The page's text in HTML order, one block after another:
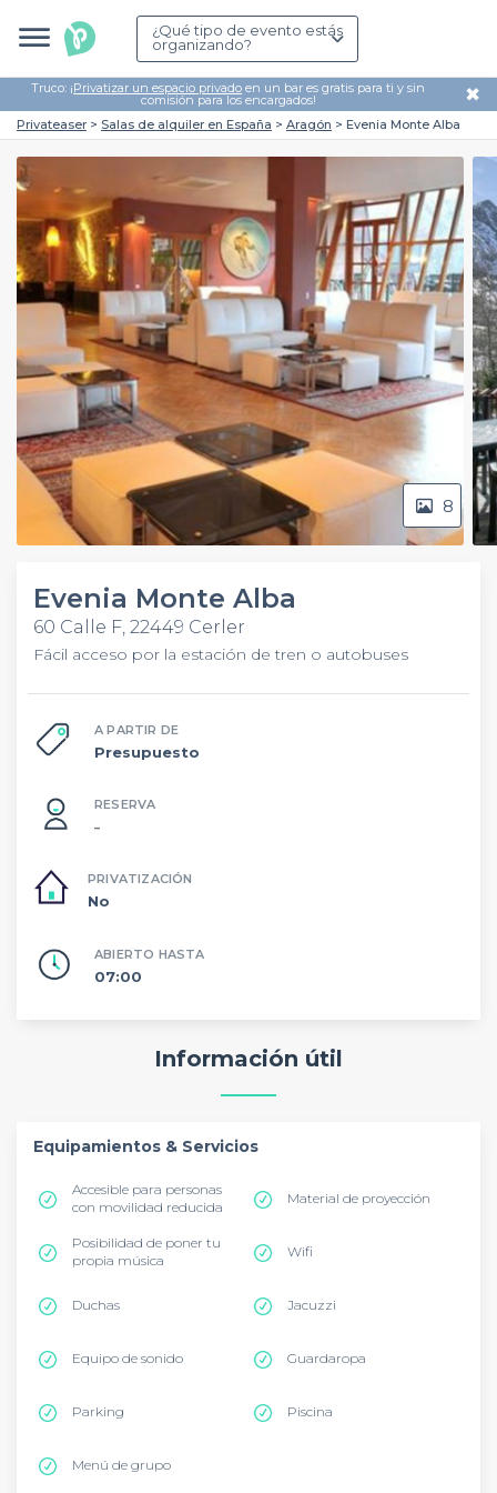
¿Qué tipo de evento estás
organizando?
Truco: ¡Privatizar un espacio privado en un bar es gratis para ti y sin
comisión para los encargados! ✖
Privateaser Salas de alquiler en España Aragón Evenia Monte Alba
8
Evenia Monte Alba
60 Calle F, 22449 Cerler
Fácil acceso por la estación de tren o autobuses
A PARTIR DE
Presupuesto
RESERVA
–
PRIVATIZACIÓN
No
ABIERTO HASTA
07:00
Información útil
Equipamientos & Servicios
Accesible para personas
con movilidad reducida
Material de proyección
Posibilidad de poner tu
propia música
Wifi
Duchas Jacuzzi
Equipo de sonido Guardaropa
Parking Piscina
Menú de grupo